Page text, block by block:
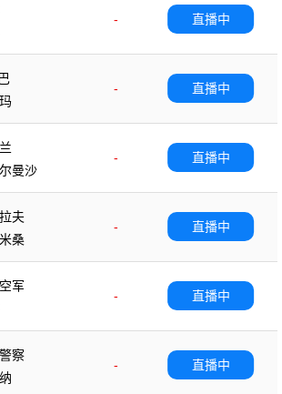
-
直播中
-
直播中
-
曼沙
直播中
夫
-
桑
直播中
军
-
直播中
察
-
直播中